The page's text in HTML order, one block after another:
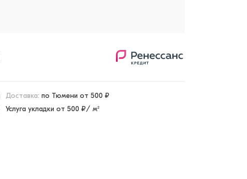
Доставка: по Тюмени от 500 ₽
Услуга укладки от 500 ₽/ м²